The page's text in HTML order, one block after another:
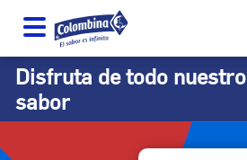
Disfruta de todo nuestro
sabor